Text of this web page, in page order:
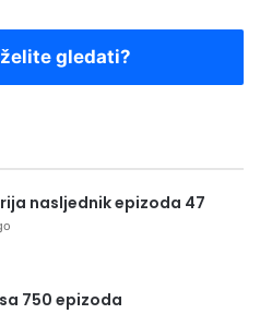
gledati?
nasljednik epizoda 47
750 epizoda